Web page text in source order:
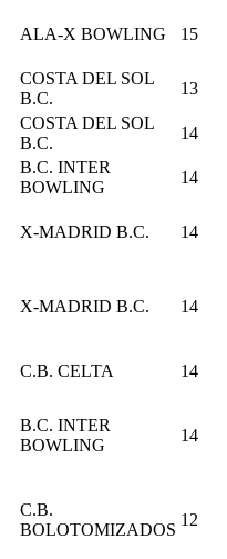
ALA-X BOWLING 15
COSTA DEL SOL
B.C.
13
COSTA DEL SOL
B.C.
14
B.C. INTER
BOWLING
14
X-MADRID B.C. 14
X-MADRID B.C. 14
C.B. CELTA
14
B.C. INTER
BOWLING
14
C.B.
BOLOTOMIZADOS
12